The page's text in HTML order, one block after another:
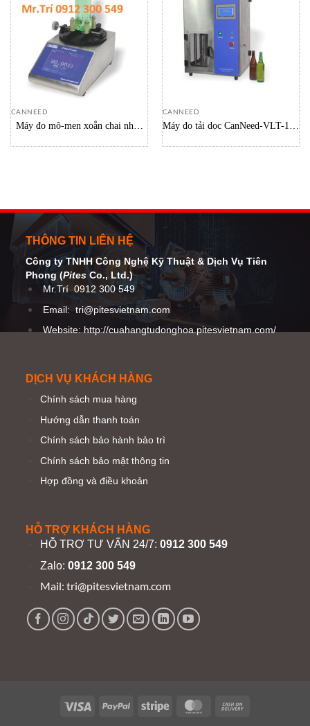
CANNEED
Máy đo mô-men xoắn chai nhựa
CANNEED
Máy đo tải dọc CanNeed-VLT-100
THÔNG TIN LIÊN HỆ
Công ty TNHH Công Nghệ Kỹ Thuật& Dịch Vụ Tiên
Phong (Pites Co., Ltd.)
Mr.Trí 0912 300 549
Email:tri@pitesvietnam.com
Website: http://cuahangtudonghoa.pitesvietnam.com/
DỊCH VỤ KHÁCH HÀNG
Chính sách mua hàng
Hướng dẫn thanh toán
Chính sách bảo hành bảo trì
Chính sách bảo mật thông tin
Hợp đồng và điều khoản
HỖ TRỢ KHÁCH HÀNG
HỖ TRỢ TƯ VẤN 24/7:0912 300 549
Zalo:0912 300 549
Mail:tri@pitesvietnam.com
Visa PayPal Stripe MasterCard